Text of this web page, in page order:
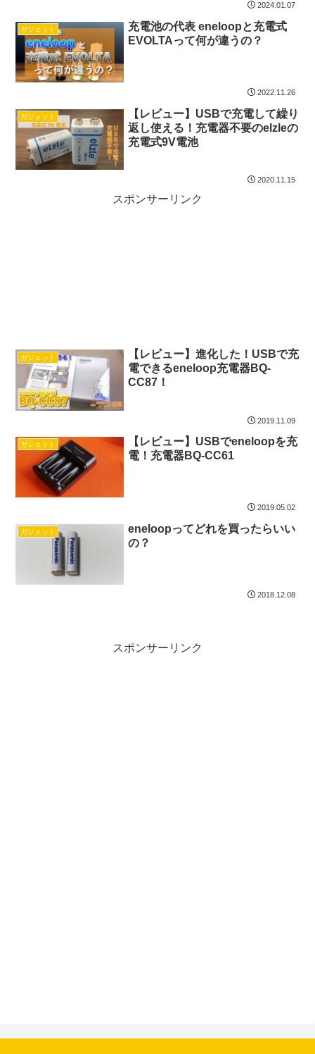
2024.01.07
ガジェット
充電池の代表 eneloopと充電式
EVOLTAって何が違うの？
2022.11.26
ガジェット
【レビュー】USBで充電して繰り
返し使える！充電器不要のelzleの
充電式9V電池
2020.11.15
スポンサーリンク
ガジェット
【レビュー】進化した！USBで充
電できるeneloop充電器BQ-
CC87！
2019.11.09
ガジェット
【レビュー】USBでeneloopを充
電！充電器BQ-CC61
2019.05.02
ガジェット
eneloopってどれを買ったらいい
の？
2018.12.08
スポンサーリンク